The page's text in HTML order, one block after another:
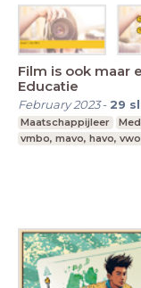
Film is ook maar
Educatie
February 2023- 29
Maatschappijleer
vmbo, mavo, havo, vwo